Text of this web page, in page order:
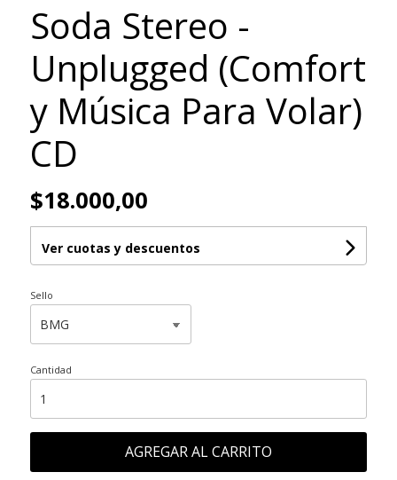
Soda Stereo -
Unplugged (Comfort
y Música Para Volar)
CD
$18.000,00
Ver cuotas y descuentos
Sello
Cantidad
AGREGAR AL CARRITO